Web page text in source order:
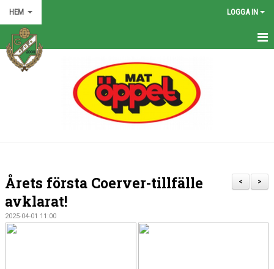
HEM LOGGA IN
HEM
KALENDER
BILDGALLERI
>
<
Årets första Coerver-tillfälle
avklarat!
2025-04-01 11:00